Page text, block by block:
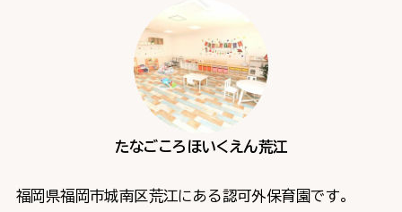
たなごころほいくえん荒江
福岡県福岡市城南区荒江にある認可外保育園です。